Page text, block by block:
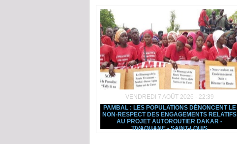
VENDREDI 7 AOÛT 2026 - 22:39
PAMBAL : LES POPULATIONS DÉNONCENT LE
NON-RESPECT DES ENGAGEMENTS RELATIFS
AU PROJET AUTOROUTIER DAKAR -
TIVAOUANE - SAINT-LOUIS